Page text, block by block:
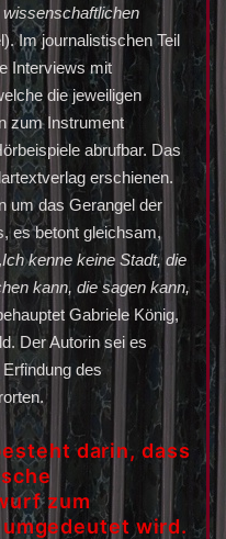
Im journalistischen Teil
Interviews mit
die jeweiligen
zum Instrument
abrufbar. Das
erschienen.
um das Gerangel der
es betont gleichsam,
kenne keine Stadt, die
kann, die sagen kann,
Gabriele König,
Der Autorin sei es
des
darin, dass
zum
wird.